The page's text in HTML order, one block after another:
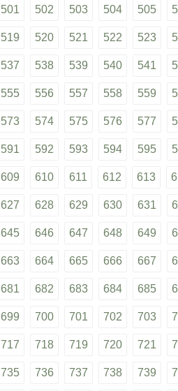
501 502 503 504 505
519 520 521 522 523
537 538 539 540 541
555 556 557 558 559
573 574 575 576 577
591 592 593 594 595
609 610 611 612 613
627 628 629 630 631
645 646 647 648 649
663 664 665 666 667
681 682 683 684 685
699 700 701 702 703
717 718 719 720 721
735 736 737 738 739